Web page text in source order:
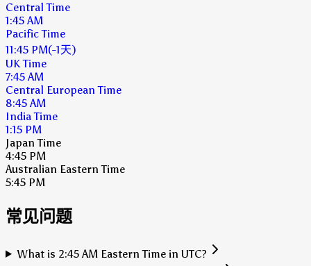
Central Time
1:45 AM
Pacific Time
11:45 PM(-1天)
UK Time
7:45 AM
Central European Time
8:45 AM
India Time
1:15 PM
Japan Time
4:45 PM
Australian Eastern Time
5:45 PM
常见问题
What is 2:45 AM Eastern Time in UTC?